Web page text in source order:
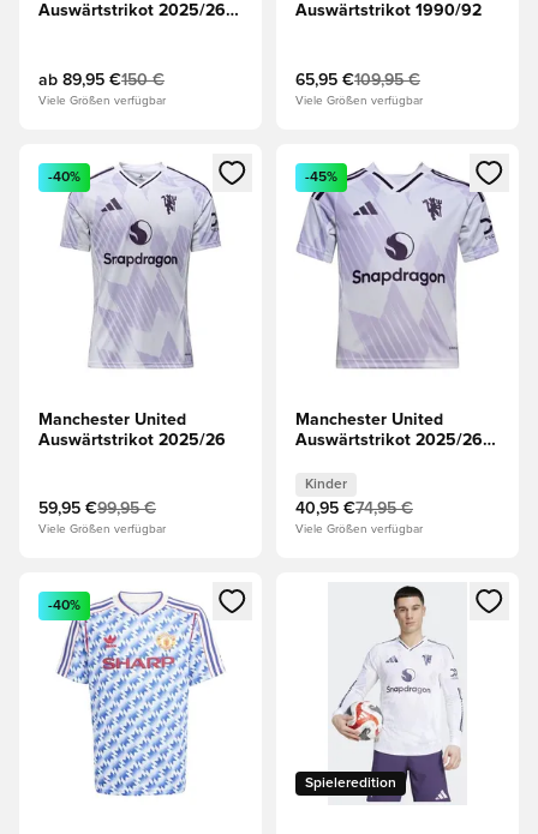
Auswärtstrikot 2025/26
ab 89,95 €150 €
Viele Größen verfügbar
Auswärtstrikot 1990/92
65,95 €109,95 €
Viele Größen verfügbar
Öffnet ein neues Fenster zum Anmelden oder Registrieren
-40%
Manchester United
Auswärtstrikot 2025/26
59,95 €99,95 €
Viele Größen verfügbar
Öffnet ein neues Fenster
-45%
Manchester United
Auswärtstrikot 2025/26
Kinder
40,95 €74,95 €
Viele Größen verfügbar
Öffnet ein neues Fenster zum Anmelden oder Registrieren
-40%
Öffnet ein neues Fenster
Spieleredition